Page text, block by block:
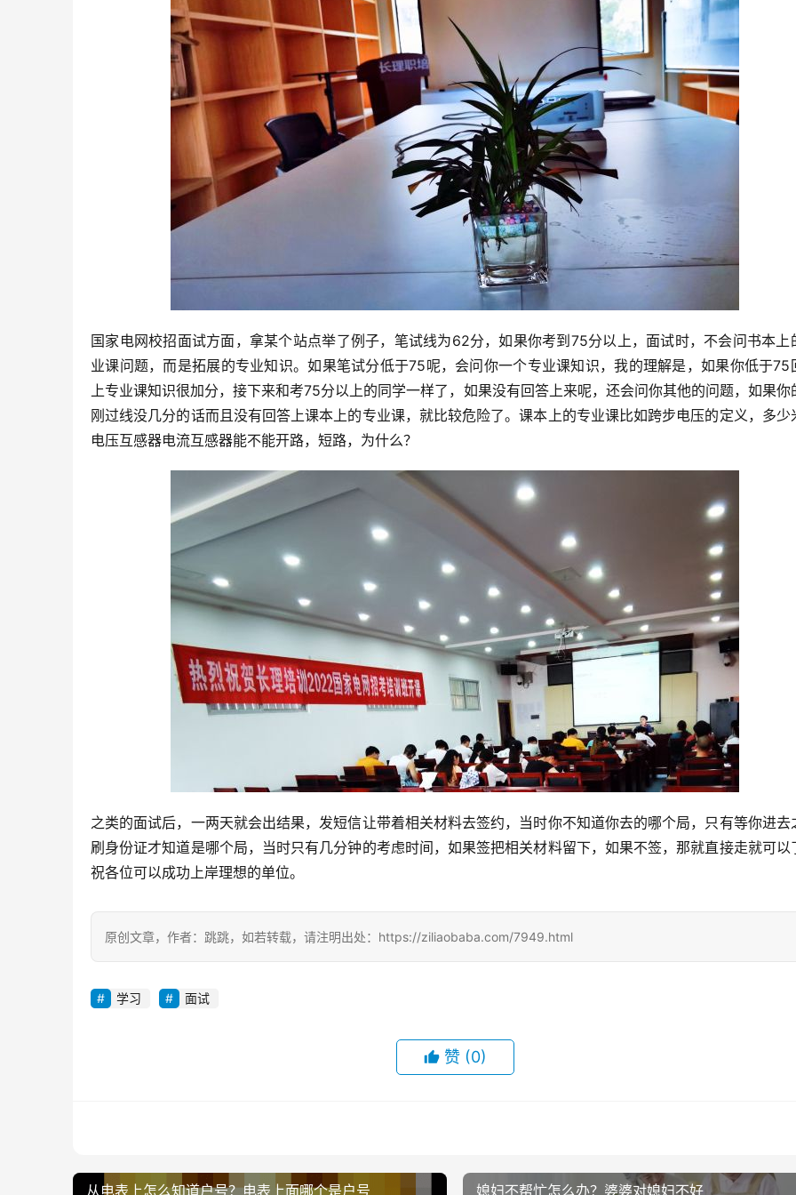
国家电网校招面试方面，拿某个站点举了例子，笔试线为62分，如果你考到75分以上，面试时，不会问书本上
业课问题，而是拓展的专业知识。如果笔试分低于75呢，会问你一个专业课知识，我的理解是，如果你低于75
上专业课知识很加分，接下来和考75分以上的同学一样了，如果没有回答上来呢，还会问你其他的问题，如果你
刚过线没几分的话而且没有回答上课本上的专业课，就比较危险了。课本上的专业课比如跨步电压的定义，多少
电压互感器电流互感器能不能开路，短路，为什么？
之类的面试后，一两天就会出结果，发短信让带着相关材料去签约，当时你不知道你去的哪个局，只有等你进去
刷身份证才知道是哪个局，当时只有几分钟的考虑时间，如果签把相关材料留下，如果不签，那就直接走就可以
祝各位可以成功上岸理想的单位。
原创文章，作者：跳跳，如若转载，请注明出处：https://ziliaobaba.com/7949.html
学习 面试
赞 (0)
从电表上怎么知道户号？电表上面哪个是户号 媳妇不帮忙怎么办？婆婆对媳妇不好